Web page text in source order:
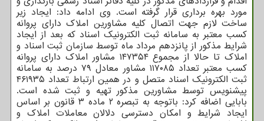
مورد بهره برداری قرار گرفته است. وی ادامه داد: ایجاد زیر
ساخت لازم جهت اتصال کلیه مشاورین املاک دارای پروانه
کسب معتبر به سامانه ثبت الکترونیک اسناد که بعد از ایجاد
شرایط مذکور از پانزدهم مرداد ماه توسط سازمان ثبت اسناد و
املاک تا حالا از مجموع ۱۴۷۳۵۴ مشاور املاک دارای پروانه
کسب معتبر تعداد ۱۱۷۰۸۵ مشاور معادل ۷۹ درصد به سامانه
ثبت الکترونیک اسناد متصل و در همین ارتباط تعداد ۴۶۱۹۳۵
پیشنویس توسط مشاورین مذکور تهیه و ثبت شده است.
بابایی اضافه کرد: باتوجه به تبصره ۲ ماده ۳ قانون بر اساس
ایجاد شرایط و امکان دسترسی دلالان معاملات املاک و